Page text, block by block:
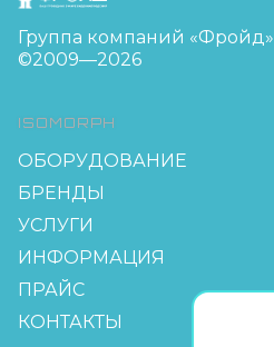
Группа компаний «Фройд»
©2009—2026
ISOMORPH
ОБОРУДОВАНИЕ
БРЕНДЫ
УСЛУГИ
ИНФОРМАЦИЯ
ПРАЙС
КОНТАКТЫ